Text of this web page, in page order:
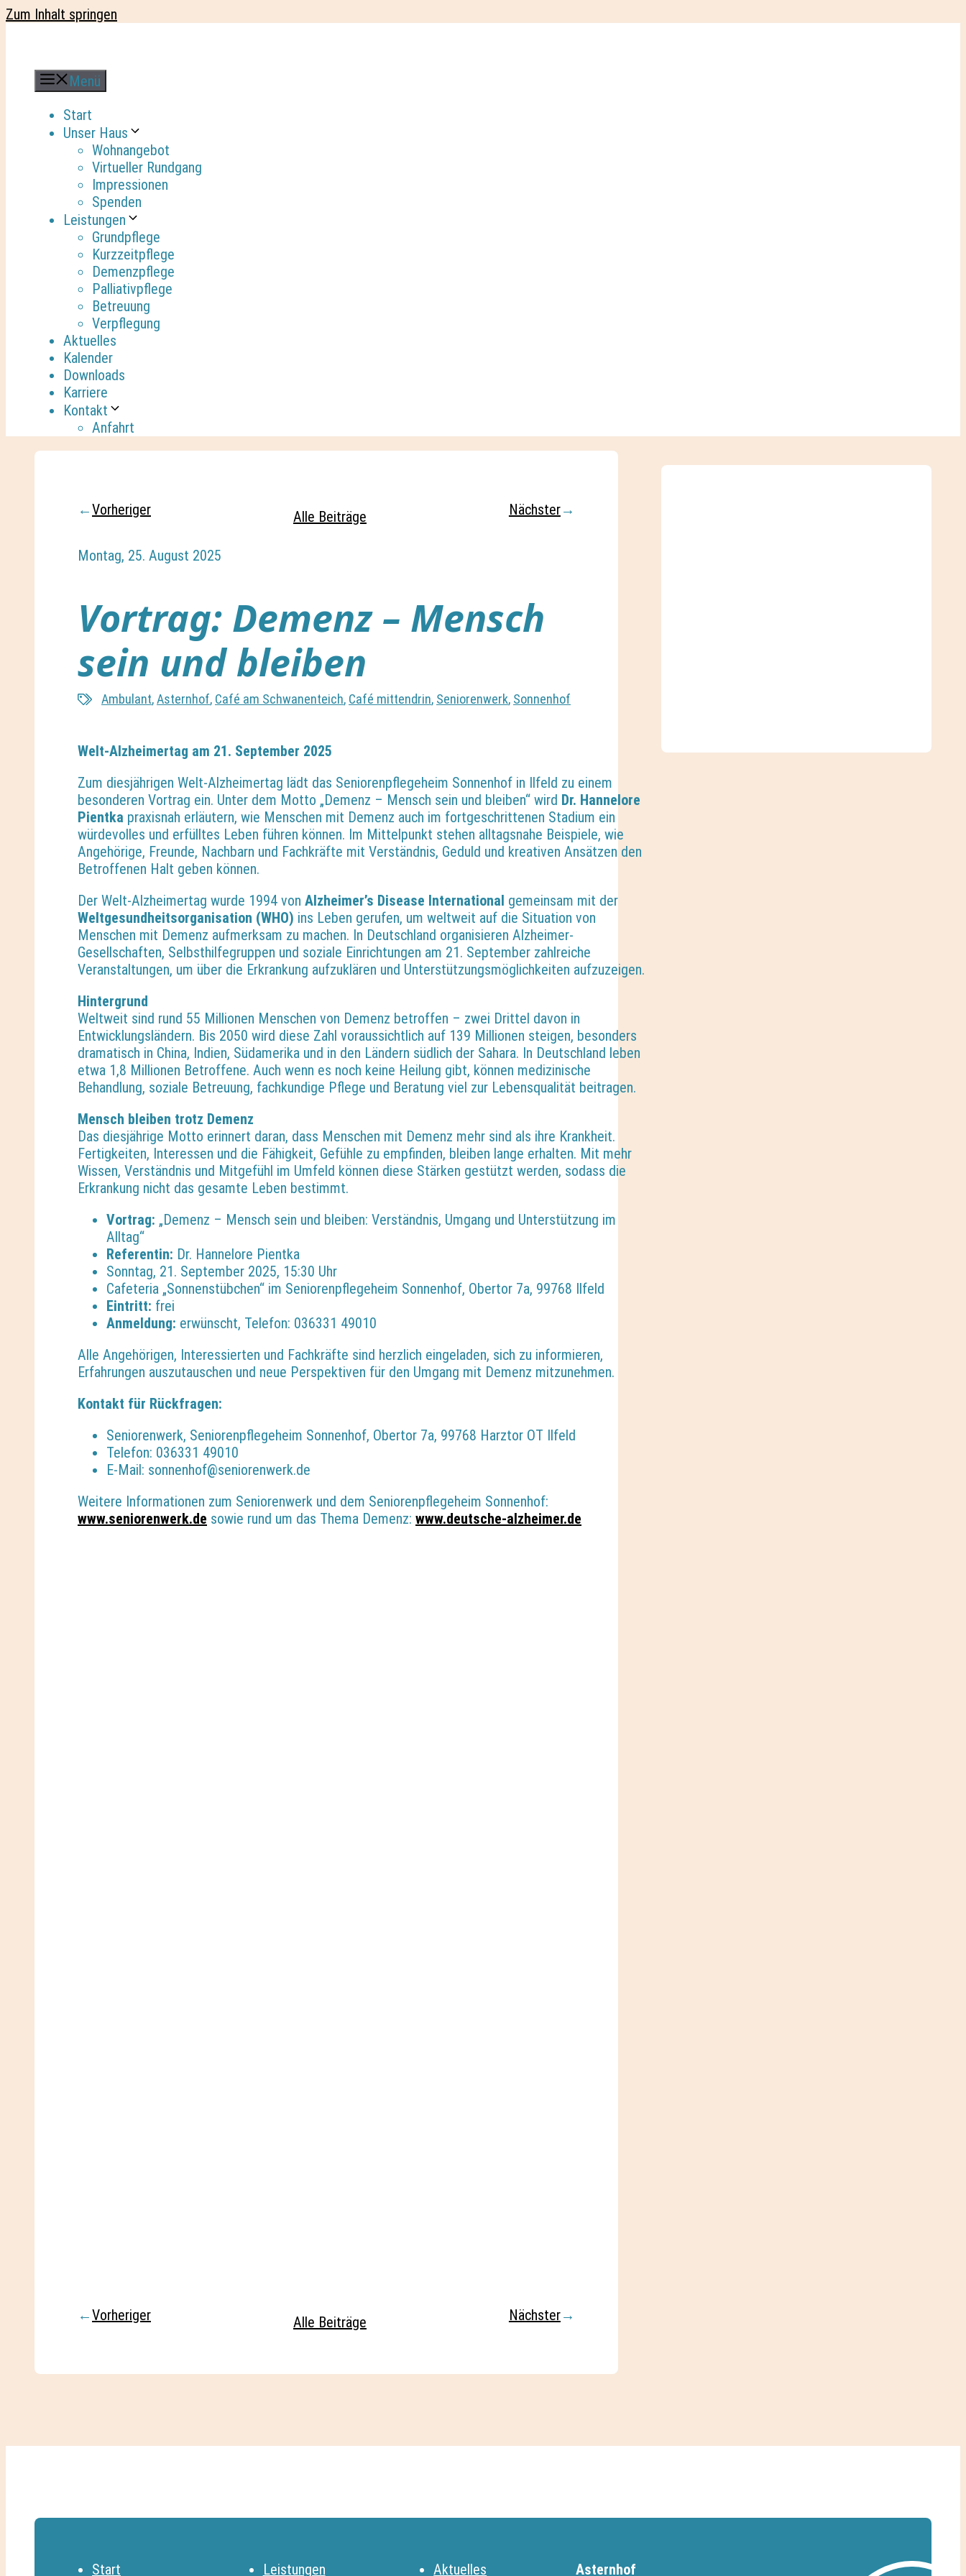
Zum Inhalt springen
Menü
Start
Unser Haus
Wohnangebot
Virtueller Rundgang
Impressionen
Spenden
Leistungen
Grundpflege
Kurzzeitpflege
Demenzpflege
Palliativpflege
Betreuung
Verpflegung
Aktuelles
Kalender
Downloads
Karriere
Kontakt
Anfahrt
←Vorheriger Alle Beiträge Nächster→
Montag, 25. August 2025
Vortrag: Demenz – Mensch
sein und bleiben
Ambulant,Asternhof, Café am Schwanenteich, Café mittendrin, Seniorenwerk, Sonnenhof
Welt-Alzheimertag am 21. September 2025
Zum diesjährigen Welt-Alzheimertag lädt das Seniorenpflegeheim Sonnenhof in Ilfeld zu einem
besonderen Vortrag ein. Unter dem Motto „Demenz – Mensch sein und bleiben“ wird Dr. Hannelore
Pientka praxisnah erläutern, wie Menschen mit Demenz auch im fortgeschrittenen Stadium ein
würdevolles und erfülltes Leben führen können. Im Mittelpunkt stehen alltagsnahe Beispiele, wie
Angehörige, Freunde, Nachbarn und Fachkräfte mit Verständnis, Geduld und kreativen Ansätzen den
Betroffenen Halt geben können.
Der Welt-Alzheimertag wurde 1994 von Alzheimer’s Disease International gemeinsam mit der
Weltgesundheitsorganisation (WHO) ins Leben gerufen, um weltweit auf die Situation von
Menschen mit Demenz aufmerksam zu machen. In Deutschland organisieren Alzheimer-
Gesellschaften, Selbsthilfegruppen und soziale Einrichtungen am 21. September zahlreiche
Veranstaltungen, um über die Erkrankung aufzuklären und Unterstützungsmöglichkeiten aufzuzeigen.
Hintergrund
Weltweit sind rund 55 Millionen Menschen von Demenz betroffen – zwei Drittel davon in
Entwicklungsländern. Bis 2050 wird diese Zahl voraussichtlich auf 139 Millionen steigen, besonders
dramatisch in China, Indien, Südamerika und in den Ländern südlich der Sahara. In Deutschland leben
etwa 1,8 Millionen Betroffene. Auch wenn es noch keine Heilung gibt, können medizinische
Behandlung, soziale Betreuung, fachkundige Pflege und Beratung viel zur Lebensqualität beitragen.
Mensch bleiben trotz Demenz
Das diesjährige Motto erinnert daran, dass Menschen mit Demenz mehr sind als ihre Krankheit.
Fertigkeiten, Interessen und die Fähigkeit, Gefühle zu empfinden, bleiben lange erhalten. Mit mehr
Wissen, Verständnis und Mitgefühl im Umfeld können diese Stärken gestützt werden, sodass die
Erkrankung nicht das gesamte Leben bestimmt.
Vortrag: „Demenz – Mensch sein und bleiben: Verständnis, Umgang und Unterstützung im
Alltag“
Referentin: Dr. Hannelore Pientka
Sonntag, 21. September 2025, 15:30 Uhr
Cafeteria „Sonnenstübchen“ im Seniorenpflegeheim Sonnenhof, Obertor 7a, 99768 Ilfeld
Eintritt: frei
Anmeldung: erwünscht, Telefon: 036331 49010
Alle Angehörigen, Interessierten und Fachkräfte sind herzlich eingeladen, sich zu informieren,
Erfahrungen auszutauschen und neue Perspektiven für den Umgang mit Demenz mitzunehmen.
Kontakt für Rückfragen:
Seniorenwerk, Seniorenpflegeheim Sonnenhof, Obertor 7a, 99768 Harztor OT Ilfeld
Telefon: 036331 49010
E-Mail: sonnenhof@seniorenwerk.de
Weitere Informationen zum Seniorenwerk und dem Seniorenpflegeheim Sonnenhof:
www.seniorenwerk.de sowie rund um das Thema Demenz: www.deutsche-alzheimer.de
←Vorheriger Alle Beiträge Nächster→
Start Leistungen Aktuelles Asternhof